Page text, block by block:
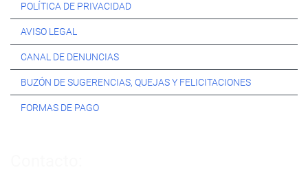
POLÍTICA DE PRIVACIDAD
AVISO LEGAL
CANAL DE DENUNCIAS
BUZÓN DE SUGERENCIAS, QUEJAS Y FELICITACIONES
FORMAS DE PAGO